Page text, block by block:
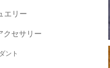
エリー
クセサリー
ント